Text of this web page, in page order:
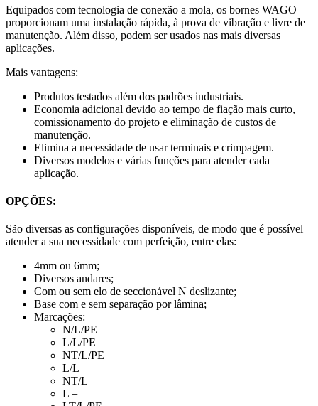
Equipados com tecnologia de conexão a mola, os bornes WAGO
proporcionam uma instalação rápida, à prova de vibração e livre de
manutenção. Além disso, podem ser usados nas mais diversas
aplicações.
Mais vantagens:
Produtos testados além dos padrões industriais.
Economia adicional devido ao tempo de fiação mais curto,
comissionamento do projeto e eliminação de custos de
manutenção.
Elimina a necessidade de usar terminais e crimpagem.
Diversos modelos e várias funções para atender cada
aplicação.
OPÇÕES:
São diversas as configurações disponíveis, de modo que é possível
atender a sua necessidade com perfeição, entre elas:
4mm ou 6mm;
Diversos andares;
Com ou sem elo de seccionável N deslizante;
Base com e sem separação por lâmina;
Marcações:
N/L/PE
L/L/PE
NT/L/PE
L/L
NT/L
L =